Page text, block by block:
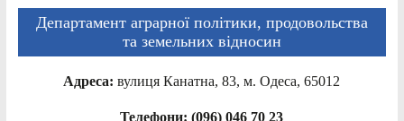
Департамент аграрної політики, продовольства
та земельних відносин
Адреса: вулиця Канатна, 83, м. Одеса, 65012
Телефони: (096) 046 70 23